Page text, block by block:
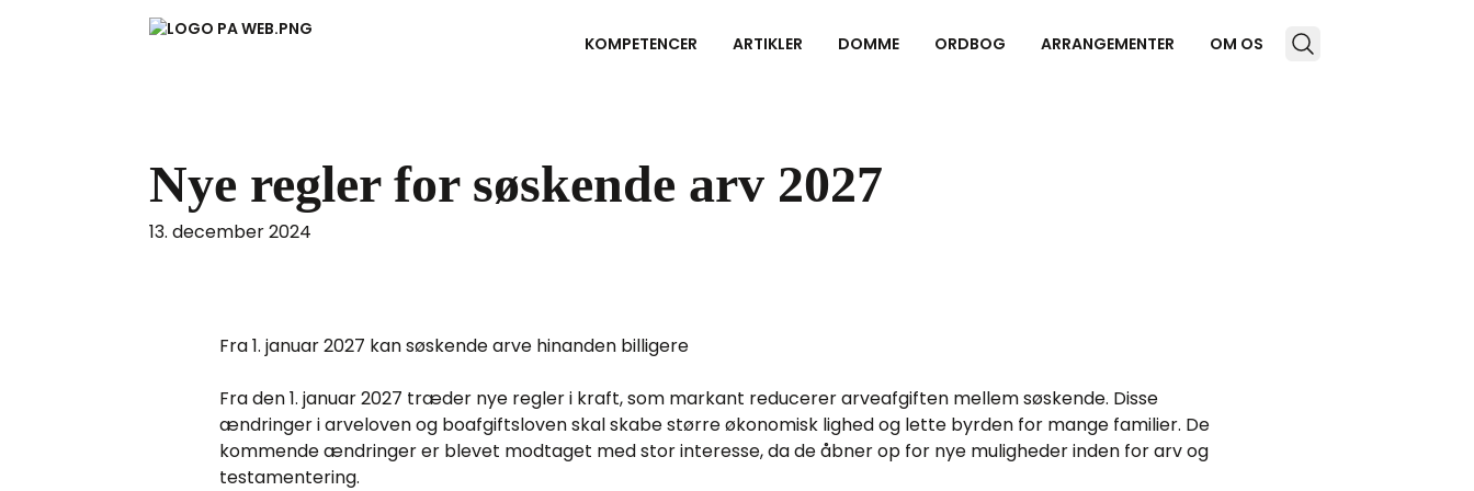
KOMPETENCER ARTIKLER DOMME ORDBOG ARRANGEMENTER OM OS
Nye regler for søskende arv 2027
13. december 2024
Fra 1. januar 2027 kan søskende arve hinanden billigere
Fra den 1. januar 2027 træder nye regler i kraft, som markant reducerer arveafgiften mellem søskende. Disse
ændringer i arveloven og boafgiftsloven skal skabe større økonomisk lighed og lette byrden for mange familier. De
kommende ændringer er blevet modtaget med stor interesse, da de åbner op for nye muligheder inden for arv og
testamentering.